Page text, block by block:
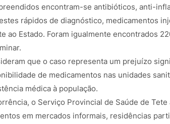
encontram-se antibióticos, anti-
rápidos de diagnóstico, medicamentos
ao Estado. Foram igualmente encontrados
que o caso representa um prejuízo
de medicamentos nas unidades
médica à população.
o Serviço Provincial de Saúde de
em mercados informais, residências